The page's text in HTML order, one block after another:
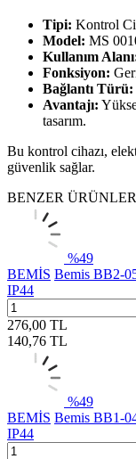
Tipi: Kontrol
Model: MS
Kullanım
Fonksiyon:
Bağlantı Türü:
Avantajı:
tasarım.
Bu kontrol cihazı,
güvenlik sağlar.
BENZER ÜRÜNLER
%49
BEMİS Bemis BB2-
IP44
276,00 TL
140,76 TL
%49
BEMİS Bemis BB1-
IP44